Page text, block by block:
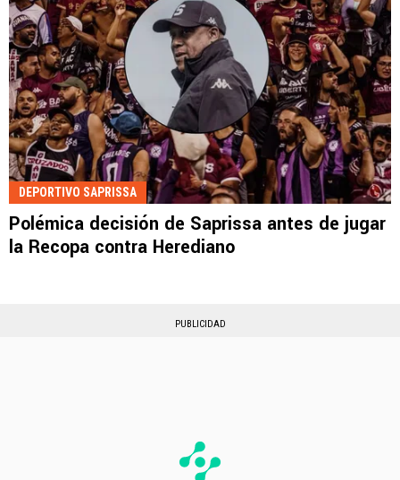
DEPORTIVO SAPRISSA
Polémica decisión de Saprissa antes de jugar
la Recopa contra Herediano
PUBLICIDAD